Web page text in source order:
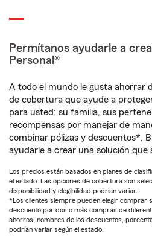
Permítanos ayudarle a
Personal®
A todo el mundo le gusta ahorrar
de cobertura que ayude a
para usted: su familia, sus
recompensas por manejar de
combinar pólizas y descuentos*,
ayudarle a crear una solución que
Los precios están basados en planes de
el estado. Las opciones de cobertura son
disponibilidad y elegibilidad podrían variar.
*Los clientes siempre pueden elegir comprar
descuento por dos o más compras de
ahorros, nombres de los descuentos,
podrían variar según el estado.